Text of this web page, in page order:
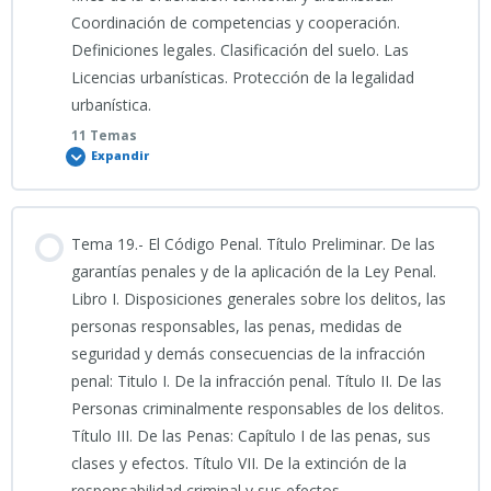
TEST TEMA 14 ESPECÍFICO (IV)
TEST TEMA 14 ESPECÍFICO (V)
SIMULACRO TEMA 15 ESPECÍFICO 100 PREGUNTAS
Simulacro 1_TEMA 15 ESPECÍFICO: Régimen Disciplinario PL
Extremadura
Simulacro 2_TEMA 15 ESPECÍFICO: Régimen Disciplinario PL
Simulacro 3_TEMA 15 ESPECÍFICO: Régimen Disciplinario PL
Extremadura
Simulacro 4_TEMA 15 ESPECÍFICO: Régimen Disciplinario PL
Extremadura
Simulacro 5_TEMA 15 ESPECÍFICO: Régimen Disciplinario PL
18_02_2026_TEMA 16 ESPECÍFICO (Clase grabada)
INFOGRAFÍA TEMA 16 ESPECÍFICO
ESPECÍFICO_Igualdad_Violencia_Género_Guía_Policía_Local
PODCAST TEMA 16 ESPECÍFICO
SIMULACRO TEMA 16 ESPECÍFICO 2026_100 preguntas
Simulacro 1_TEMA 16 ESPECÍFICO: Normativa de Igualdad y
Violencia de Género
PODCAST TEMA 17 ESPECÍFICO
TEMA 17_ Ley ambiental
Comunidad Autónoma de Extremadura
PREGUNTAS FRECUENTES TEMA 17 ESPECÍFICO
RESUMEN TEMA 17 ESPECÍFICO
ESQUEMAS DEFINICIONES ART. 3 LEY 16_2015
Coordinación de competencias y cooperación.
Definiciones legales. Clasificación del suelo. Las
Licencias urbanísticas. Protección de la legalidad
urbanística.
11 Temas
Expandir
0% COMPLETADO 0/11 Pasos
PODCAST TEMA 18 ESPECÍFICO
TEMA 18_ ESPECÍFICO
SIMULACRO TEMA 18 ESPECÍFICO 100 preguntas
Tema 19.- El Código Penal. Título Preliminar. De las
garantías penales y de la aplicación de la Ley Penal.
Libro I. Disposiciones generales sobre los delitos, las
personas responsables, las penas, medidas de
seguridad y demás consecuencias de la infracción
penal: Titulo I. De la infracción penal. Título II. De las
Personas criminalmente responsables de los delitos.
Título III. De las Penas: Capítulo I de las penas, sus
clases y efectos. Título VII. De la extinción de la